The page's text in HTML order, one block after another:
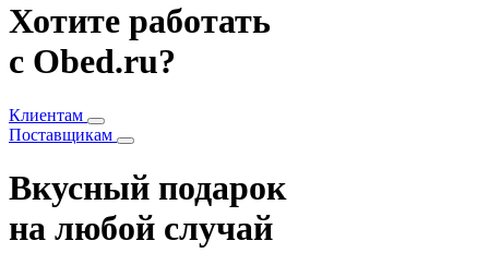
Хотите работать
с Obed.ru?
Клиентам
Поставщикам
Вкусный подарок
на любой случай